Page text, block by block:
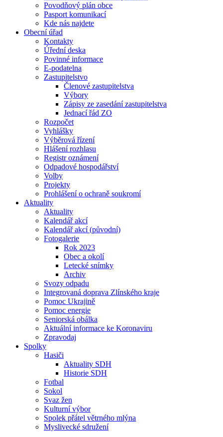
Povodňový plán obce
Pasport komunikací
Kde nás najdete
Obecní úřad
Kontakty
Úřední deska
Povinné informace
E-podatelna
Zastupitelstvo
Členové zastupitelstva
Výbory
Zápisy ze zasedání zastupitelstva
Jednací řád ZO
Rozpočet
Vyhlášky
Výběrová řízení
Hlášení rozhlasu
Registr oznámení
Odpadové hospodářství
Volby
Projekty
Prohlášení o ochraně soukromí
Aktuality
Aktuality
Kalendář akcí
Kalendář akcí (původní)
Fotogalerie
Rok 2023
Obec a okolí
Letecké snímky
Archiv
Svozy odpadu
Integrovaná doprava Zlínského kraje
Pomoc Ukrajině
Pomoc energie
Seniorská obálka
Aktuální informace ke Koronaviru
Zpravodaj
Spolky
Hasiči
Aktuality SDH
Historie SDH
Fotbal
Sokol
Svaz žen
Kulturní výbor
Spolek přátel větrného mlýna
Myslivecké sdružení